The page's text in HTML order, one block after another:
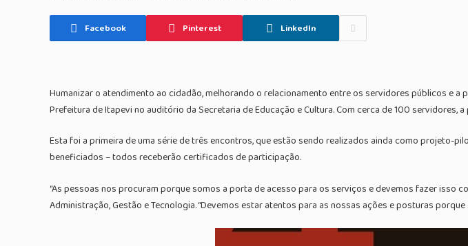
Facebook Pinterest LinkedIn
Humanizar o atendimento ao cidadão, melhorando o relacionamento entre os servidores públicos e a
Prefeitura de Itapevi no auditório da Secretaria de Educação e Cultura. Com cerca de 100 servidores,
Esta foi a primeira de uma série de três encontros, que estão sendo realizados ainda como projeto-
beneficiados – todos receberão certificados de participação.
“As pessoas nos procuram porque somos a porta de acesso para os serviços e devemos fazer isso
Administração, Gestão e Tecnologia. “Devemos estar atentos para as nossas ações e posturas